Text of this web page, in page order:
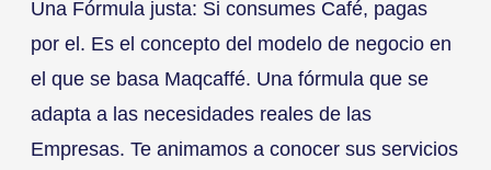
Una Fórmula justa: Si consumes Café, pagas
por el. Es el concepto del modelo de negocio en
el que se basa Maqcaffé. Una fórmula que se
adapta a las necesidades reales de las
Empresas. Te animamos a conocer sus servicios